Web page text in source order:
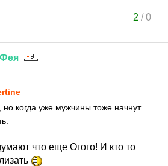
2 /0
Фея
но когда уже мужчины тоже начнут
что еще Огого! И кто то